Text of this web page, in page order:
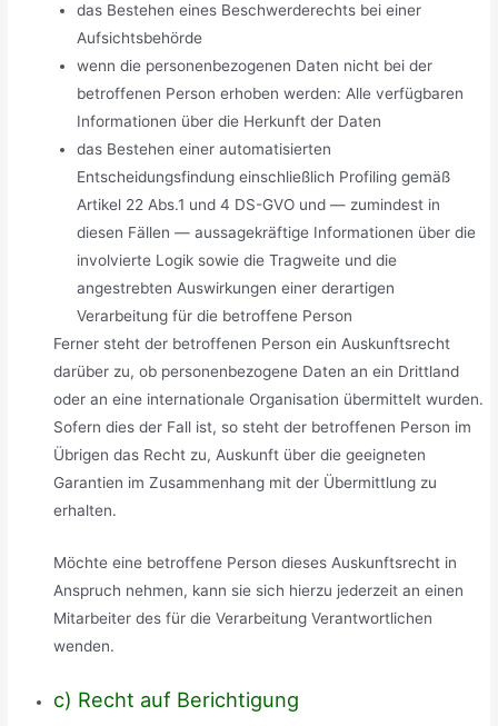
das Bestehen eines Beschwerderechts bei einer
Aufsichtsbehörde
wenn die personenbezogenen Daten nicht bei der
betroffenen Person erhoben werden: Alle verfügbaren
Informationen über die Herkunft der Daten
das Bestehen einer automatisierten
Entscheidungsfindung einschließlich Profiling gemäß
Artikel 22 Abs.1 und 4 DS-GVO und — zumindest in
diesen Fällen — aussagekräftige Informationen über die
involvierte Logik sowie die Tragweite und die
angestrebten Auswirkungen einer derartigen
Verarbeitung für die betroffene Person
Ferner steht der betroffenen Person ein Auskunftsrecht
darüber zu, ob personenbezogene Daten an ein Drittland
oder an eine internationale Organisation übermittelt wurden.
Sofern dies der Fall ist, so steht der betroffenen Person im
Übrigen das Recht zu, Auskunft über die geeigneten
Garantien im Zusammenhang mit der Übermittlung zu
erhalten.
Möchte eine betroffene Person dieses Auskunftsrecht in
Anspruch nehmen, kann sie sich hierzu jederzeit an einen
Mitarbeiter des für die Verarbeitung Verantwortlichen
wenden.
c) Recht auf Berichtigung